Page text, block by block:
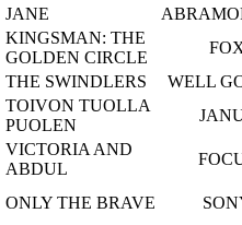
JANE
KINGSMAN: THE
GOLDEN CIRCLE
THE SWINDLERS
WELL
TOIVON TUOLLA
PUOLEN
VICTORIA AND
ABDUL
ONLY THE BRAVE